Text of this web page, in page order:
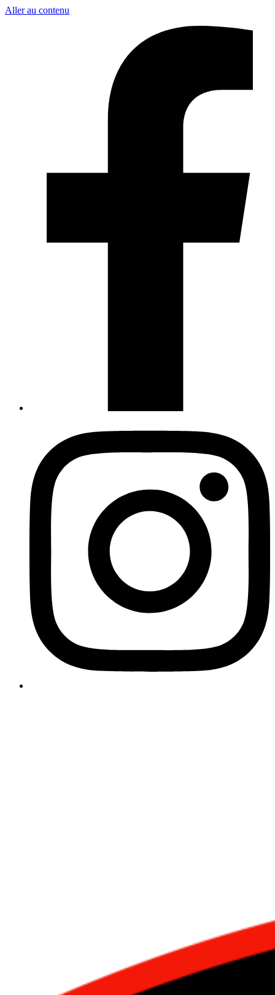
Aller au contenu